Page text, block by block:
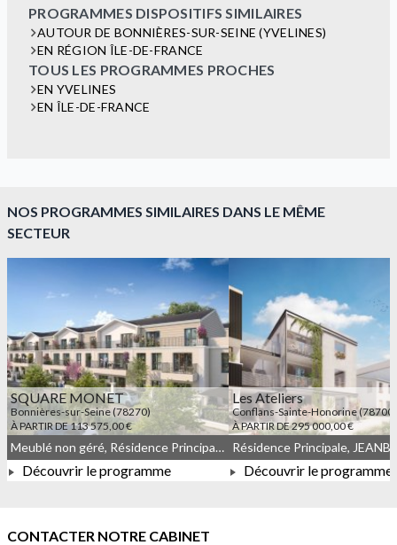
PROGRAMMES DISPOSITIFS SIMILAIRES
AUTOUR DE BONNIÈRES-SUR-SEINE (YVELINES)
EN RÉGION ÎLE-DE-FRANCE
TOUS LES PROGRAMMES PROCHES
EN YVELINES
EN ÎLE-DE-FRANCE
NOS PROGRAMMES SIMILAIRES DANS LE MÊME
SECTEUR
SQUARE MONET
Bonnières-sur-Seine (78270)
À PARTIR DE 113 575,00 €
À PARTIR DE 113 575,00 €
Meublé non géré, Résidence Principale, JEANBRUN, LLI, LLI_JEANBRUN, Droit commun
Découvrir le programme
Les Ateliers
Conflans-Sainte-Honorine (78700)
À PARTIR DE 295 000,00 €
Découvrir le programme
CONTACTER NOTRE CABINET